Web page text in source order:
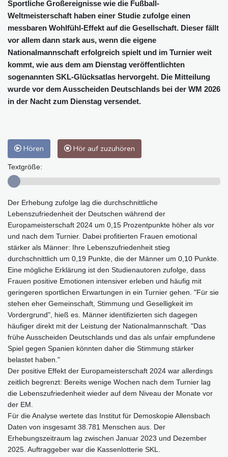
Sportliche Großereignisse wie die Fußball-
Weltmeisterschaft haben einer Studie zufolge einen
messbaren Wohlfühl-Effekt auf die Gesellschaft. Dieser fällt
vor allem dann stark aus, wenn die eigene
Nationalmannschaft erfolgreich spielt und im Turnier weit
kommt, wie aus dem am Dienstag veröffentlichten
sogenannten SKL-Glücksatlas hervorgeht. Die Mitteilung
wurde vor dem Ausscheiden Deutschlands bei der WM 2026
in der Nacht zum Dienstag versendet.
Hören Hör auf zuzuhören
Textgröße:
Der Erhebung zufolge lag die durchschnittliche
Lebenszufriedenheit der Deutschen während der
Europameisterschaft 2024 um 0,15 Prozentpunkte höher als vor
und nach dem Turnier. Dabei profitierten Frauen emotional
stärker als Männer: Ihre Lebenszufriedenheit stieg
durchschnittlich um 0,19 Punkte, die der Männer um 0,10 Punkte.
Eine mögliche Erklärung ist den Studienautoren zufolge, dass
Frauen positive Emotionen intensiver erleben und häufig mit
geringeren sportlichen Erwartungen in ein Turnier gehen. "Für sie
stehen eher Gemeinschaft, Stimmung und Geselligkeit im
Vordergrund", hieß es. Männer identifizierten sich dagegen
häufiger direkt mit der Leistung der Nationalmannschaft. "Das
frühe Ausscheiden Deutschlands und das als unfair empfundene
Spiel gegen Spanien könnten daher die Stimmung stärker
belastet haben."
Der positive Effekt der Europameisterschaft 2024 war allerdings
zeitlich begrenzt: Bereits wenige Wochen nach dem Turnier lag
die Lebenszufriedenheit wieder auf dem Niveau der Monate vor
der EM.
Für die Analyse wertete das Institut für Demoskopie Allensbach
Daten von insgesamt 38.781 Menschen aus. Der
Erhebungszeitraum lag zwischen Januar 2023 und Dezember
2025. Auftraggeber war die Kassenlotterie SKL.